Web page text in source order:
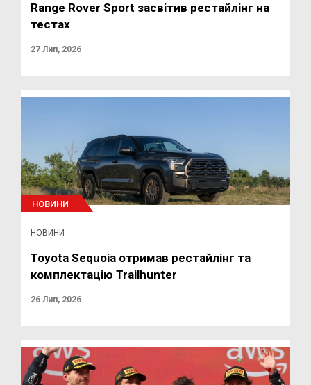
Range Rover Sport засвітив рестайлінг на
тестах
27 Лип, 2026
НОВИНИ
НОВИНИ
Toyota Sequoia отримав рестайлінг та
комплектацію Trailhunter
26 Лип, 2026